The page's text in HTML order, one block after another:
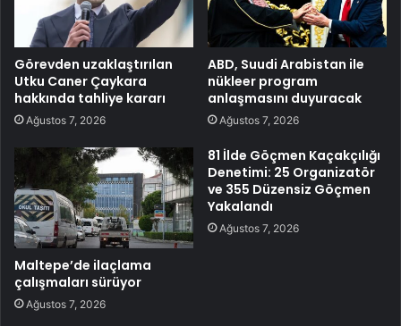
Görevden uzaklaştırılan
Utku Caner Çaykara
hakkında tahliye kararı
Ağustos 7, 2026
ABD, Suudi Arabistan ile
nükleer program
anlaşmasını duyuracak
Ağustos 7, 2026
Maltepe’de ilaçlama
çalışmaları sürüyor
Ağustos 7, 2026
81 İlde Göçmen Kaçakçılığı
Denetimi: 25 Organizatör
ve 355 Düzensiz Göçmen
Yakalandı
Ağustos 7, 2026